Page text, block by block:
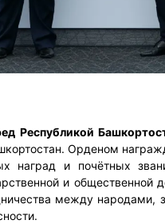
Республикой
Орденом
наград и почётных
и общественной
между народами,